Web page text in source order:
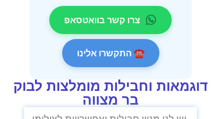
צרו קשר בוואטסאפ
☎ התקשרו אלינו
דוגמאות וחבילות מומלצות לבוק
בר מצווה